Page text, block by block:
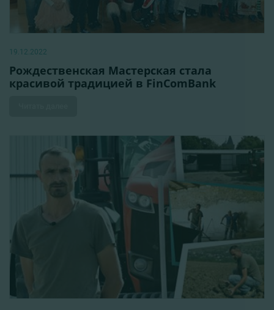
19.12.2022
Рождественская Мастерская стала
красивой традицией в FinComBank